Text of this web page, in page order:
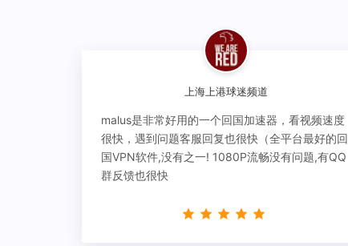
上海上港球迷频道
malus是非常好用的一个回国加速器，看视频速度
很快，遇到问题客服回复也很快（全平台最好的回
国VPN软件,没有之一! 1080P流畅没有问题,有QQ
群反馈也很快